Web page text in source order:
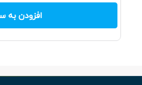
افزودن به